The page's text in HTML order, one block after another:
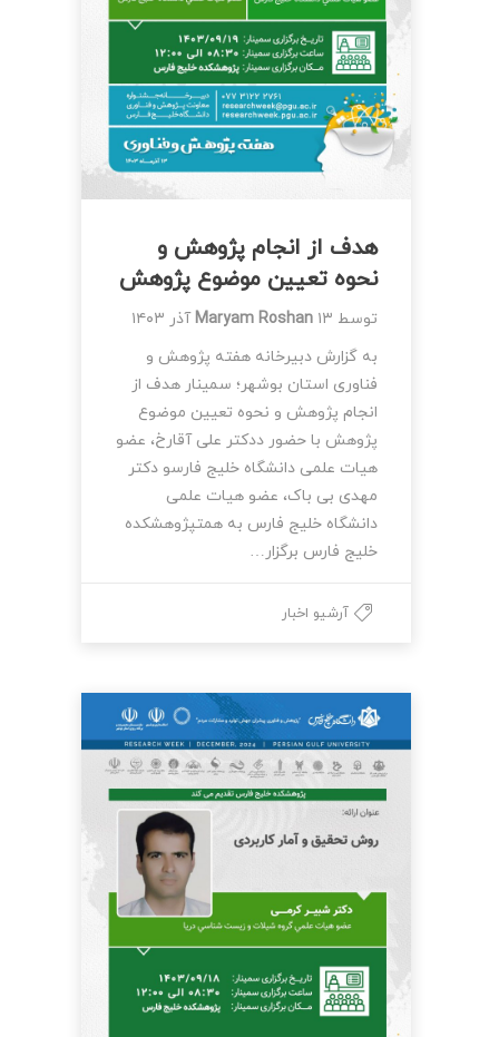
هدف از انجام پژوهش و
نحوه تعیین موضوع پژوهش
توسط Maryam Roshan ۱۳ آذر ۱۴۰۳
به گزارش دبیرخانه هفته پژوهش و
فناوری استان بوشهر؛ سمینار هدف از
انجام پژوهش و نحوه تعیین موضوع
پژوهش با حضور ددکتر علی آقارخ، عضو
هیات علمی دانشگاه خلیج فارسو دکتر
مهدی بی باک، عضو هیات علمی
دانشگاه خلیج فارس به همتپژوهشکده
خلیج فارس برگزار…
آرشیو اخبار